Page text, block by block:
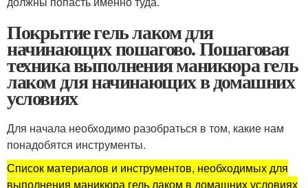
Покрытие гель лаком для
начинающих пошагово. Пошаговая
техника выполнения маникюра гель
лаком для начинающих в домашних
условиях
Для начала необходимо разобраться в том, какие нам
понадобятся инструменты.
Список материалов и инструментов, необходимых для
выполнения маникюра гель лаком в домашних условиях